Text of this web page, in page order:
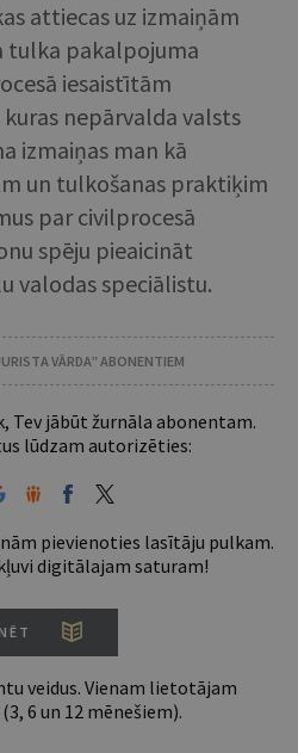
attiecas uz izmaiņām
tulka pakalpojuma
iesaistītām
nepārvalda valsts
izmaiņas man kā
un tulkošanas praktiķim
par civilprocesā
spēju pieaicināt
valodas speciālistu.
VĀRDA” ABONENTIEM
Tev jābūt žurnāla abonentam.
lūdzam autorizēties:
pievienoties lasītāju pulkam.
digitālajam saturam!
veidus. Vienam lietotājam
6 un 12 mēnešiem).